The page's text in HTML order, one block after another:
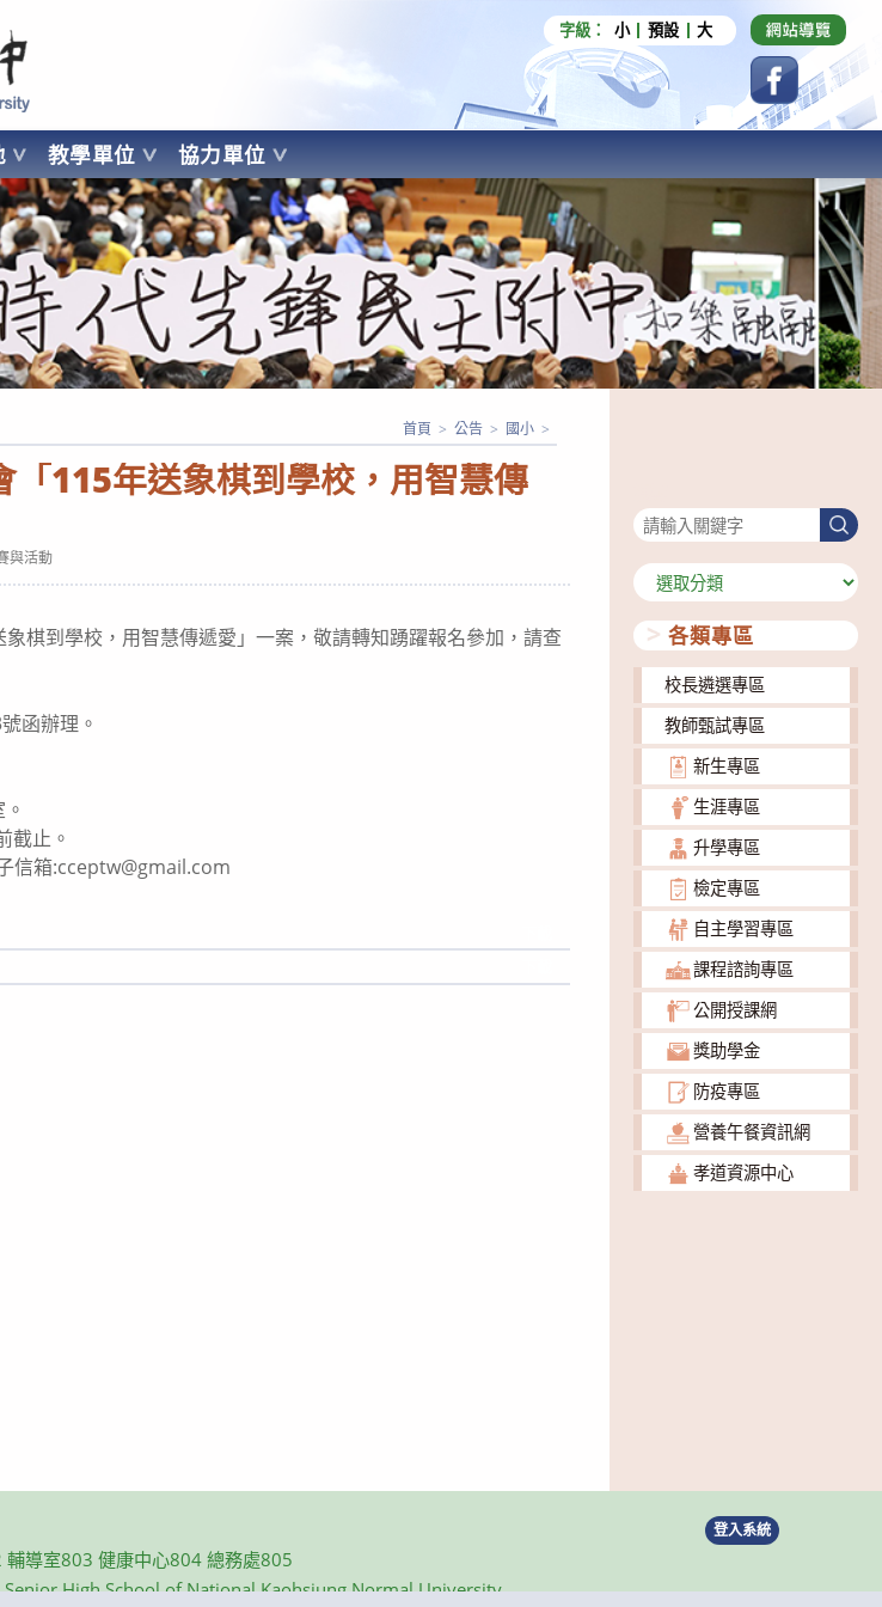
字級： 小 預設 大
教學單位 協力單位
「115年送象棋到學校，用智慧傳
首頁 > 公告 > 國小 >
與活動
棋到學校，用智慧傳遞愛」一案，敬請轉知踴躍報名參加，請查
函辦理。
截止。
信箱:cceptw@gmail.com
搜
尋
分
類
各類專區
校長遴選專區
教師甄試專區
新生專區
生涯專區
升學專區
檢定專區
自主學習專區
課程諮詢專區
公開授課網
獎助學金
防疫專區
營養午餐資訊網
孝道資源中心
導室803 健康中心804 總務處805
High School of National Kaohsiung Normal University
登入系統